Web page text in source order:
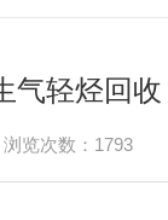
气轻烃回收
浏览次数：1793